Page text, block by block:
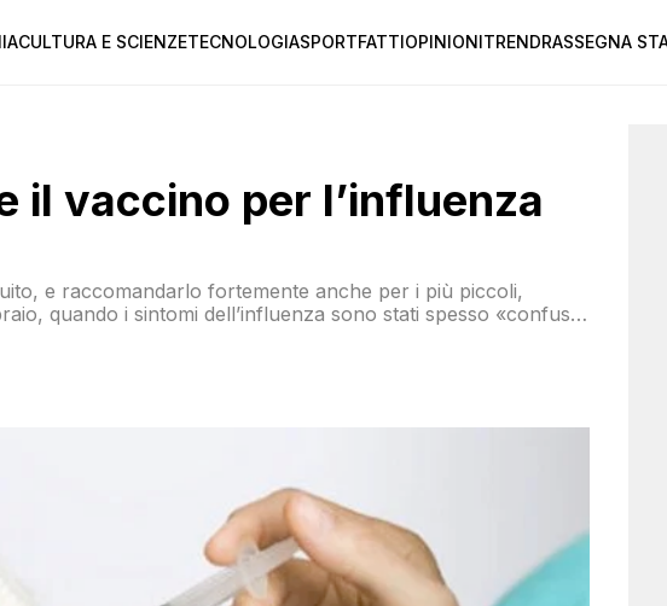
CULTURA E SCIENZETECNOLOGIASPORTFATTIOPINIONITRENDRASSEGNA
il vaccino per l’influenza
e raccomandarlo fortemente anche per i più piccoli,
quando i sintomi dell’influenza sono stati spesso «confusi»